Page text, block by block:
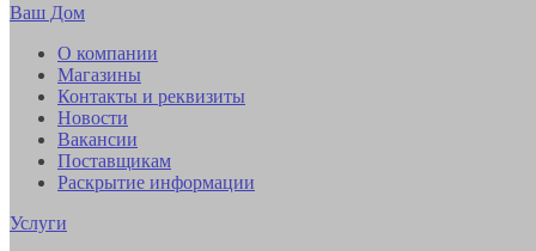
Ваш Дом
О компании
Магазины
Контакты и реквизиты
Новости
Вакансии
Поставщикам
Раскрытие информации
Услуги